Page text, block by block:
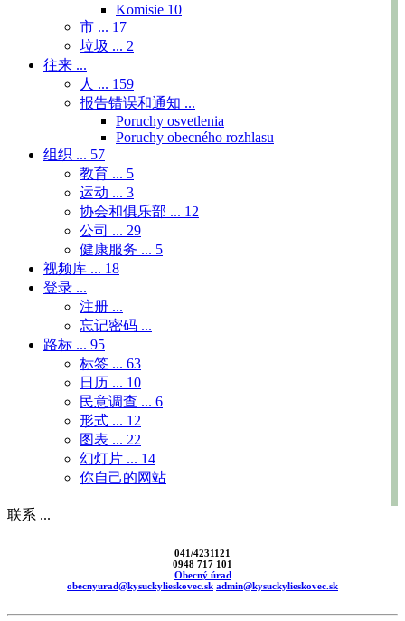
Komisie 10
市 ... 17
垃圾 ... 2
往来 ...
人 ... 159
报告错误和通知 ...
Poruchy osvetlenia
Poruchy obecného rozhlasu
组织 ... 57
教育 ... 5
运动 ... 3
协会和俱乐部 ... 12
公司 ... 29
健康服务 ... 5
视频库 ... 18
登录 ...
注册 ...
忘记密码 ...
路标 ... 95
标签 ... 63
日历 ... 10
民意调查 ... 6
形式 ... 12
图表 ... 22
幻灯片 ... 14
你自己的网站
联系 ...
041/4231121
0948 717 101
Obecný úrad
obecnyurad@kysuckylieskovec.sk admin@kysuckylieskovec.sk